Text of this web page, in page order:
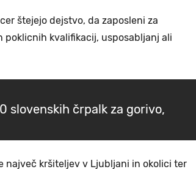
štejejo dejstvo, da zaposleni za
poklicnih kvalifikacij, usposabljanj ali
slovenskih črpalk za gorivo,
največ kršiteljev v Ljubljani in okolici ter